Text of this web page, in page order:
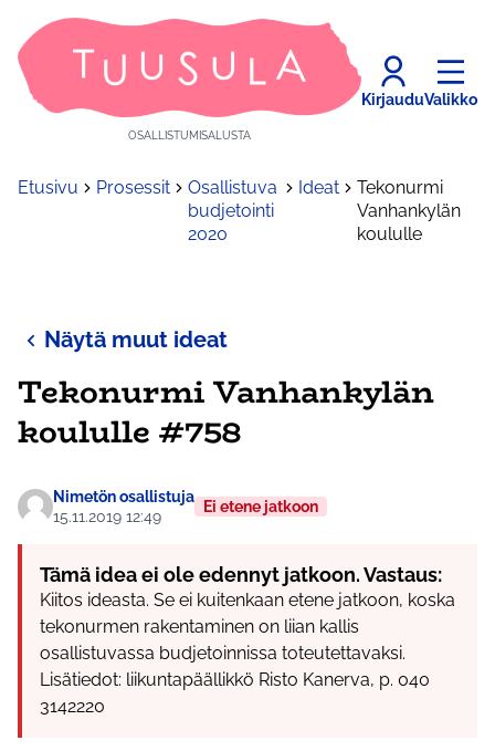
OSALLISTUMISALUSTA
KirjauduValikko
Etusivu Prosessit
Osallistuva
budjetointi
2020
Ideat
Tekonurmi
Vanhankylän
koululle
Näytä muut ideat
Tekonurmi Vanhankylän
koululle #758
Nimetön osallistuja
15.11.2019 12:49
Ei etene jatkoon
Tämä idea ei ole edennyt jatkoon. Vastaus:
Kiitos ideasta. Se ei kuitenkaan etene jatkoon, koska
tekonurmen rakentaminen on liian kallis
osallistuvassa budjetoinnissa toteutettavaksi.
Lisätiedot: liikuntapäällikkö Risto Kanerva, p. 040
3142220